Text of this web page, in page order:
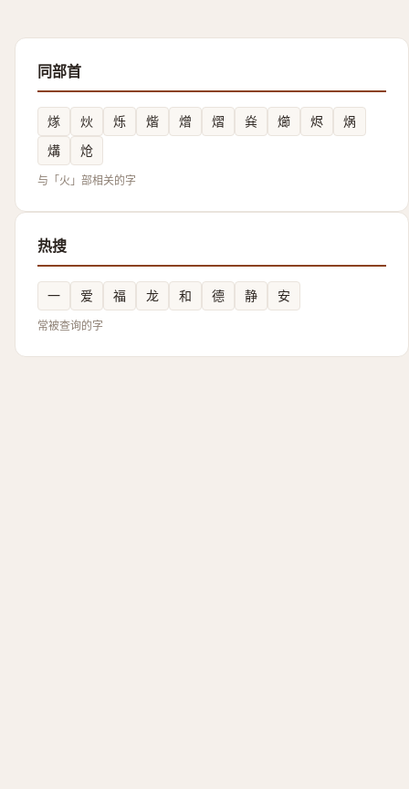
同部首
煫 炏 烁 煯 熷 熠 烡 㸅 烬
㶽
煹
炝
与「火」部相关的字
热搜
一 爱 福 龙 和 德 静 安
常被查询的字